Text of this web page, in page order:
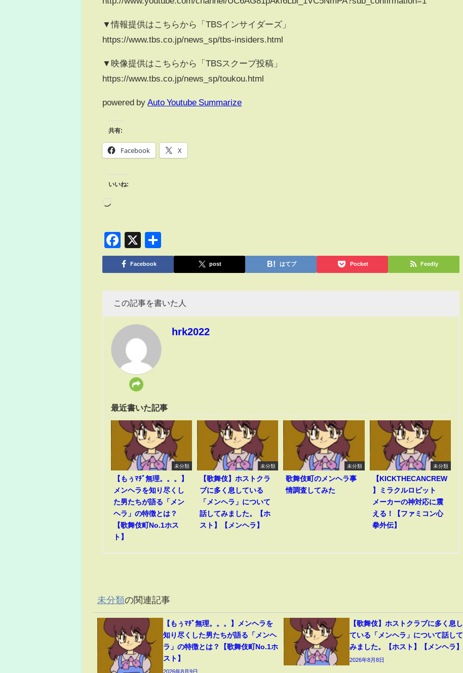
▼情報提供はこちらから「TBSインサイダーズ」
https://www.tbs.co.jp/news_sp/tbs-insiders.html
▼映像提供はこちらから「TBSスクープ投稿」
https://www.tbs.co.jp/news_sp/toukou.html
powered by Auto Youtube Summarize
共有:
Facebook X
いいね:
Facebook
X
有
Facebook post はてブ Pocket Feedly
この記事を書いた人
hrk2022
最近書いた記事
未分類
【もぅﾏﾁﾞ無理。。。】
メンヘラを知り尽くし
た男たちが語る「メン
ヘラ」の特徴とは？
【歌舞伎町No.1ホス
ト】
未分類
【歌舞伎】ホストクラ
ブに多く息している
「メンヘラ」について
話してみました。【ホ
スト】【メンヘラ】
未分類
歌舞伎町のメンヘラ事
情調査してみた
未分類
【KICKTHECANCREW
】ミラクルロピット
メーカーの神対応に震
える！【ファミコン心
拳外伝】
未分類の関連記事
【もぅﾏﾁﾞ無理。。。】メンヘラを
知り尽くした男たちが語る「メンヘ
ラ」の特徴とは？【歌舞伎町No.1ホ
スト】
2026年8月9日
【歌舞伎】ホストクラブに多く息し
ている「メンヘラ」について話して
みました。【ホスト】【メンヘラ】
2026年8月8日